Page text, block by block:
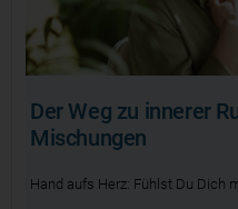
Der Weg zu innerer
Mischungen
Hand aufs Herz: Fühlst Du Dich